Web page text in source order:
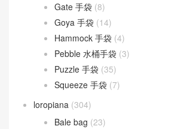
Gate 手袋 (8)
Goya 手袋 (14)
Hammock 手袋 (4)
Pebble 水桶手袋 (3)
Puzzle 手袋 (35)
Squeeze 手袋 (7)
loropiana (304)
Bale bag (23)